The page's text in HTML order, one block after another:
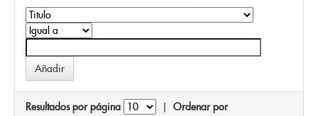
Resultados por página | Ordenar por